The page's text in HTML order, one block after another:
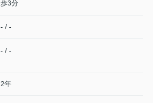
歩3分
- / -
- / -
2年